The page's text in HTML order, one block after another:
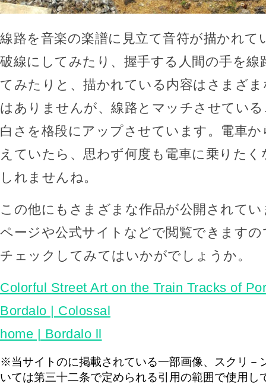
線路を音楽の楽譜に見立て音符が描かれて
破線にしてみたり、握手する人間の手を線
てみたりと、描かれている内容はさまざ
はありませんが、線路とマッチさせてい
白さを格段にアップさせています。電車
えていたら、思わず何度も電車に乗りた
しれませんね。
この他にもさまざまな作品が公開されてい
ページや公式サイトなどで閲覧できます
チェックしてみてはいかがでしょうか。
Colorful Street Art on the Train Tracks of
Bordalo | Colossal
home | Bordalo ll
※当サイトのに掲載されている一部画像、スクリ－
いては第三十二条で定められる引用の範囲で使用し